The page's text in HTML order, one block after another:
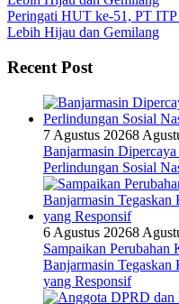
Peringati HUT ke-51, PT
Lebih Hijau dan Gemilang
Recent Post
7 Agustus 20268
Banjarmasin
Perlindungan Sosial
6 Agustus 20268
Sampaikan
Banjarmasin Tegaskan
yang Responsif